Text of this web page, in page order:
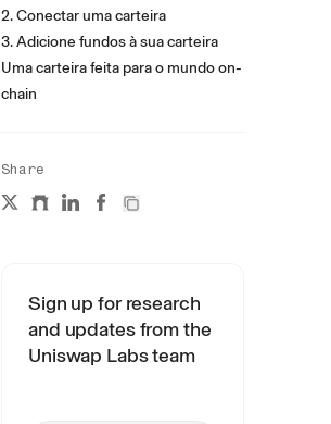
2. Conectar uma carteira
3. Adicione fundos à sua carteira
Uma carteira feita para o mundo on-
chain
Share
Sign up for research
and updates from the
Uniswap Labs team